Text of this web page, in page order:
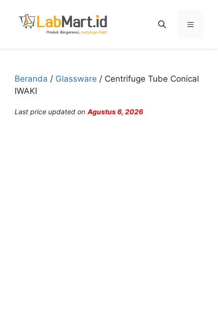
Menu
Beranda / Glassware / Centrifuge Tube Conical
IWAKI
Last price updated on Agustus 6, 2026